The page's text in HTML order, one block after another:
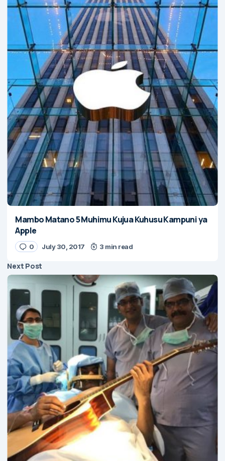
Mambo Matano 5 Muhimu Kujua Kuhusu Kampuni ya
Apple
0 July 30, 2017 3 min read
Next Post